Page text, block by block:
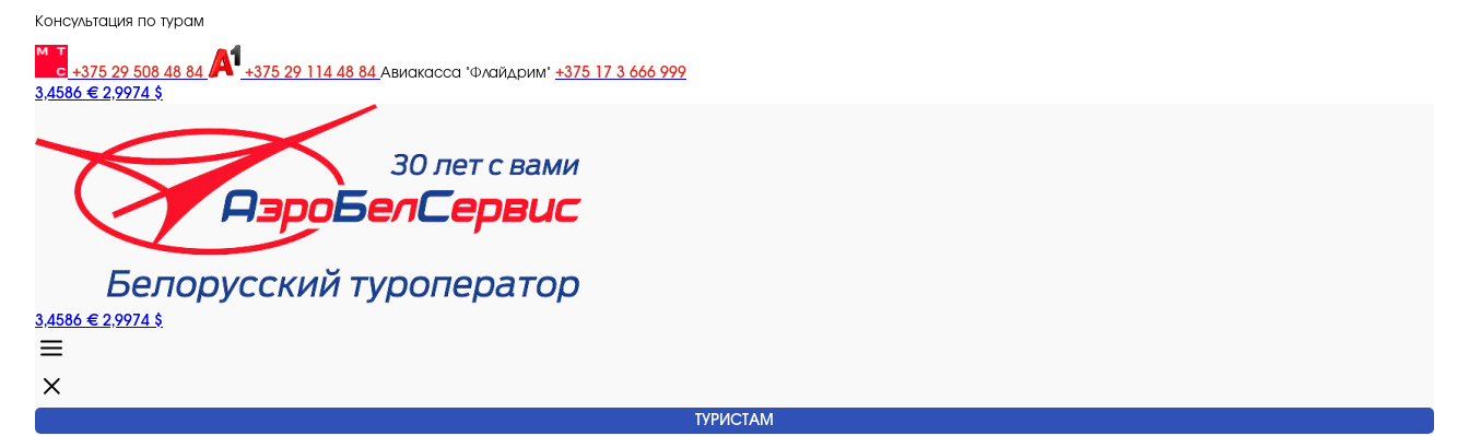
Консультация по турам
+375 29 508 48 84 +375 29 114 48 84 Авиакасса "Флайдрим" +375 17 3 666 999
3,4586 € 2,9974 $
3,4586 € 2,9974 $
ТУРИСТАМ